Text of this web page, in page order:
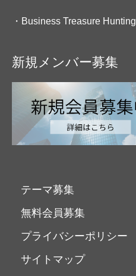
・Business Treasure Hunting
新規メンバー募集
テーマ募集
無料会員募集
プライバシーポリシー
サイトマップ